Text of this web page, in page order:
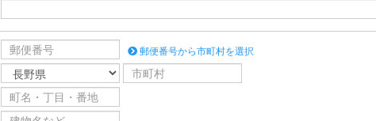
郵便番号から市町村を選択